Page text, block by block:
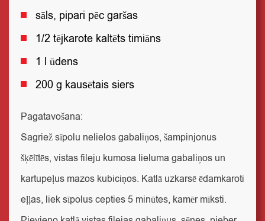
sāls, pipari pēc garšas
1/2 tējkarote kaltēts timiāns
1 l ūdens
200 g kausētais siers
Pagatavošana:
Sagriež sīpolu nelielos gabaliņos, šampinjonus
šķēlītēs, vistas fileju kumosa lieluma gabaliņos un
kartupeļus mazos kubiciņos. Katlā uzkarsē ēdamkaroti
eļļas, liek sīpolus cepties 5 minūtes, kamēr mīksti.